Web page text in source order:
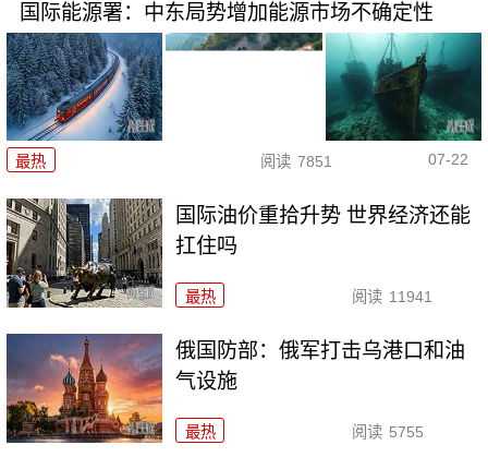
国际能源署：中东局势增加能源市场不确定性
最热 阅读 7851 07-22
国际油价重拾升势 世界经济还能
扛住吗
最热 阅读 11941
俄国防部：俄军打击乌港口和油
气设施
最热 阅读 5755